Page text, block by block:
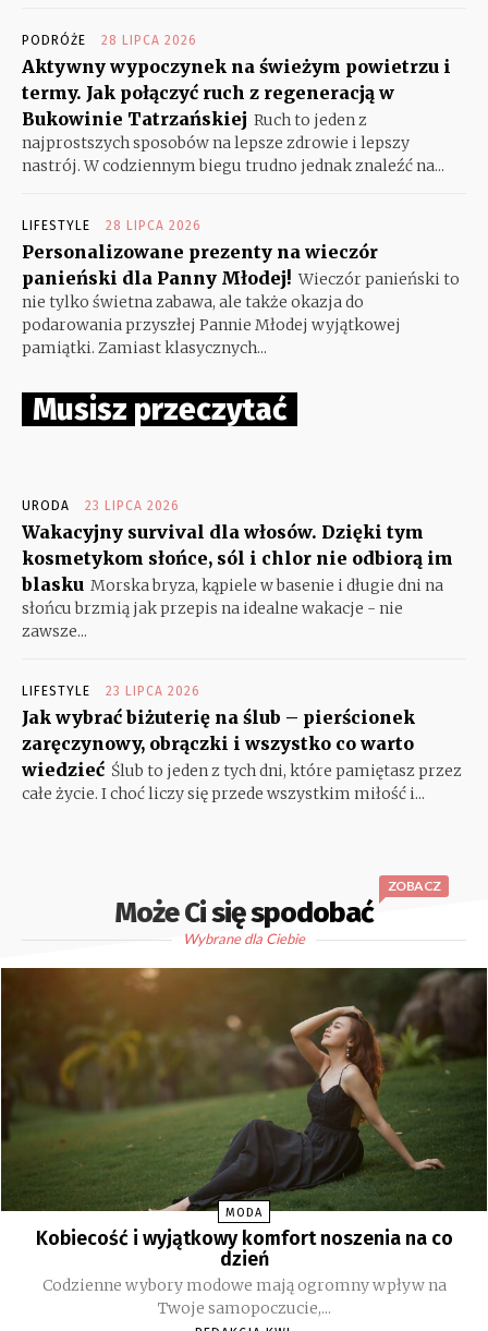
PODRÓŻE 28 LIPCA 2026
Aktywny wypoczynek na świeżym powietrzu i
termy. Jak połączyć ruch z regeneracją w
Bukowinie Tatrzańskiej Ruch to jeden z
najprostszych sposobów na lepsze zdrowie i lepszy
nastrój. W codziennym biegu trudno jednak znaleźć na...
LIFESTYLE 28 LIPCA 2026
Personalizowane prezenty na wieczór
panieński dla Panny Młodej! Wieczór panieński to
nie tylko świetna zabawa, ale także okazja do
podarowania przyszłej Pannie Młodej wyjątkowej
pamiątki. Zamiast klasycznych...
Musisz przeczytać
URODA 23 LIPCA 2026
Wakacyjny survival dla włosów. Dzięki tym
kosmetykom słońce, sól i chlor nie odbiorą im
blasku Morska bryza, kąpiele w basenie i długie dni na
słońcu brzmią jak przepis na idealne wakacje - nie
zawsze...
LIFESTYLE 23 LIPCA 2026
Jak wybrać biżuterię na ślub – pierścionek
zaręczynowy, obrączki i wszystko co warto
wiedzieć Ślub to jeden z tych dni, które pamiętasz przez
całe życie. I choć liczy się przede wszystkim miłość i...
Może Ci się spodobać
ZOBACZ
Wybrane dla Ciebie
MODA
Kobiecość i wyjątkowy komfort noszenia na co
dzień
Codzienne wybory modowe mają ogromny wpływ na
Twoje samopoczucie,...